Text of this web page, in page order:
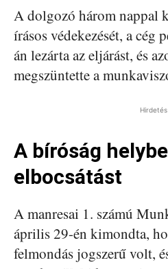
A dolgozó három nappal
írásos védekezését, a cég
án lezárta az eljárást, és
megszüntette a
Hirdetés
A bíróság
elbocsátást
A manresai 1. számú
április 29-én kimondta,
felmondás jogszerű volt,